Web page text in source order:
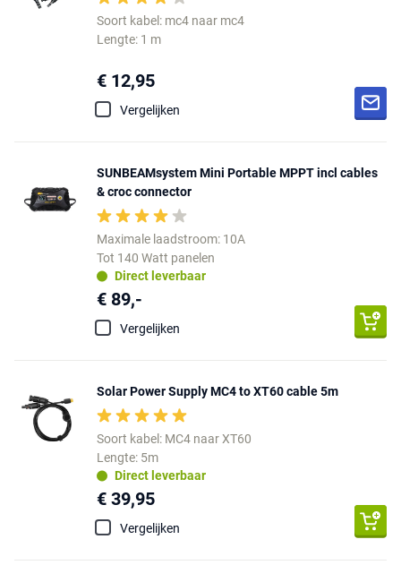
Soort kabel: mc4 naar mc4
Lengte: 1 m
€ 12,95
Vergelijken
SUNBEAMsystem Mini Portable MPPT incl cables
& croc connector
Maximale laadstroom: 10A
Tot 140 Watt panelen
Direct leverbaar
€ 89,-
Vergelijken
Solar Power Supply MC4 to XT60 cable 5m
Soort kabel: MC4 naar XT60
Lengte: 5m
Direct leverbaar
€ 39,95
Vergelijken